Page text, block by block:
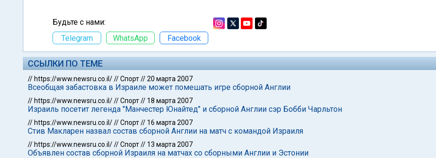
Будьте с нами:
Telegram
WhatsApp Facebook
ССЫЛКИ ПО ТЕМЕ
// https://www.newsru.co.il///Спорт//20 марта 2007
Всеобщая забастовка в Израиле может помешать игре сборной Англии
// https://www.newsru.co.il///Спорт// 18 марта 2007
Израиль посетит легенда "Манчестер Юнайтед" и сборной Англии сэр Бобби Чарльтон
// https://www.newsru.co.il///Спорт// 16 марта 2007
Стив Макларен назвал состав сборной Англии на матч с командой Израиля
// https://www.newsru.co.il///Спорт// 13 марта 2007
Объявлен состав сборной Израиля на матчах со сборными Англии и Эстонии